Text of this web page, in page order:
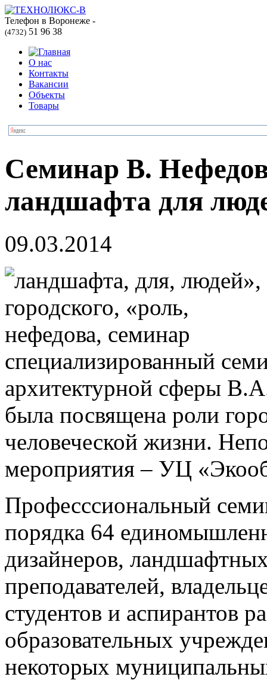
Телефон в Воронеже -
(4732) 51 96 38
О нас
Контакты
Вакансии
Объекты
Товары
Семинар В.
ландшафта для
09.03.2014
специализированный
архитектурной сферы
была посвящена роли
человеческой жизни.
мероприятия – УЦ
Професссиональный
порядка 64
дизайнеров,
преподавателей,
студентов и аспирантов
образовательных
некоторых